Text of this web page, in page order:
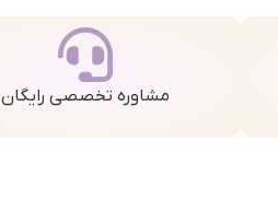
مشاوره تخصصی رایگان